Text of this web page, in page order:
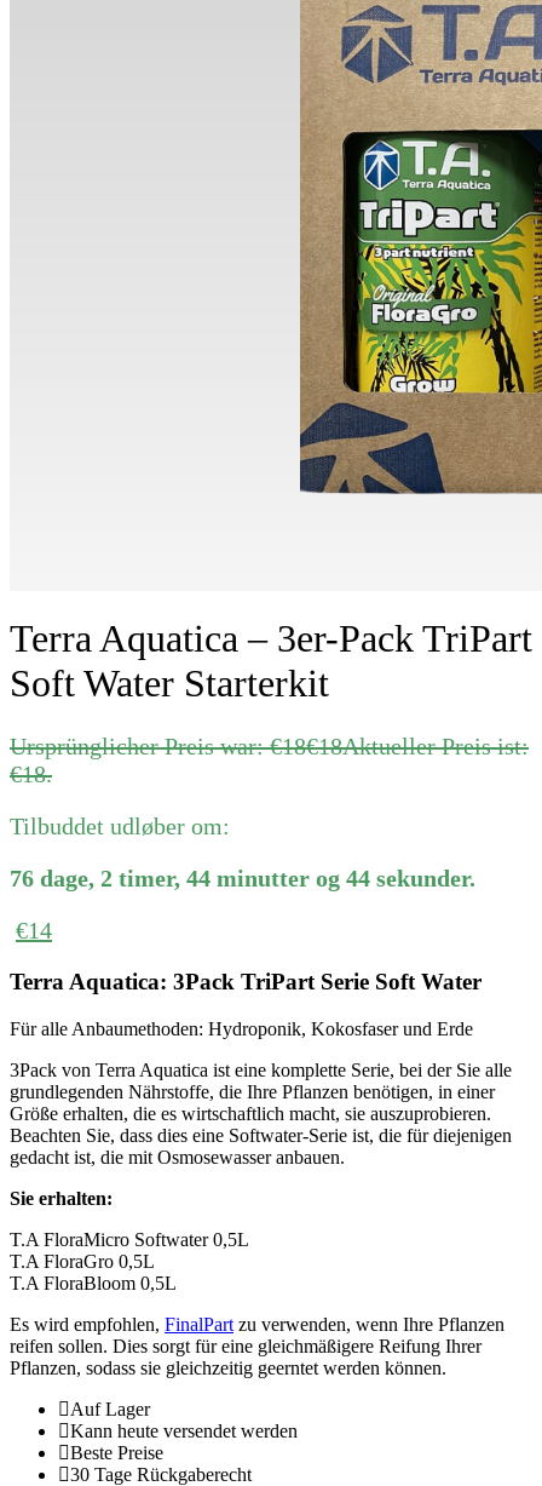
Terra Aquatica – 3er-Pack TriPart
Soft Water Starterkit
Ursprünglicher Preis war: €18€18Aktueller Preis ist:
€18.
Tilbuddet udløber om:
76 dage, 2 timer, 44 minutter og 44 sekunder.
€14
Terra Aquatica: 3Pack TriPart Serie Soft Water
Für alle Anbaumethoden: Hydroponik, Kokosfaser und Erde
3Pack von Terra Aquatica ist eine komplette Serie, bei der Sie alle
grundlegenden Nährstoffe, die Ihre Pflanzen benötigen, in einer
Größe erhalten, die es wirtschaftlich macht, sie auszuprobieren.
Beachten Sie, dass dies eine Softwater-Serie ist, die für diejenigen
gedacht ist, die mit Osmosewasser anbauen.
Sie erhalten:
T.A FloraMicro Softwater 0,5L
T.A FloraGro 0,5L
T.A FloraBloom 0,5L
Es wird empfohlen, FinalPart zu verwenden, wenn Ihre Pflanzen
reifen sollen. Dies sorgt für eine gleichmäßigere Reifung Ihrer
Pflanzen, sodass sie gleichzeitig geerntet werden können.
Auf Lager
Kann heute versendet werden
Beste Preise
30 Tage Rückgaberecht